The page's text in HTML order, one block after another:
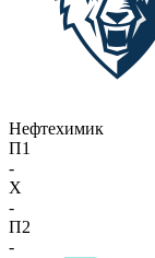
Нефтехимик
П1
-
X
-
П2
-